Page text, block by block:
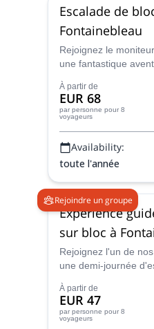
Escalade de
Fontainebleau
Rejoignez le
une fantastique
de Paris, en France,
jours.
À partir de
EUR 68
par personne pour 8
voyageurs
Availability:
toute l'année
Rejoindre un groupe
Expérience
sur bloc à
Rejoignez l'un de
une demi-journée
d'escalade près de
À partir de
EUR 47
par personne pour 8
voyageurs